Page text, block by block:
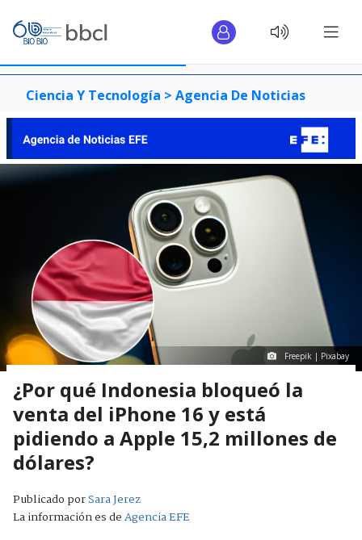
Ciencia Y Tecnología > Agencia De Noticias
Freepik | Pixabay
¿Por qué Indonesia bloqueó la
venta del iPhone 16 y está
pidiendo a Apple 15,2 millones de
dólares?
Publicado porSara Jerez
La información es deAgencia EFE